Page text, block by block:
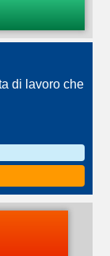
di lavoro che